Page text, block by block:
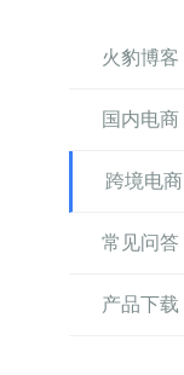
火豹博客
国内电商
跨境电商
常见问答
产品下载